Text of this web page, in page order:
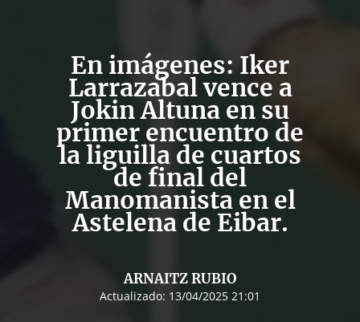
En imágenes: Iker
Larrazabal vence a
Jokin Altuna en su
primer encuentro de
la liguilla de cuartos
de final del
Manomanista en el
Astelena de Eibar.
ARNAITZ RUBIO
Actualizado: 13/04/2025 21:01